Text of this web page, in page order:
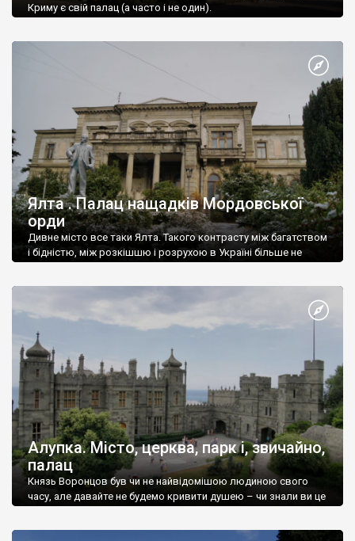
Криму є свій палац (а часто і не один).
Ялта . Палац нащадків Мордовської
орди
Дивне місто все таки Ялта. Такого контрасту між багатством
і бідністю, між розкішшю і розрухою в Україні більше не
Алупка. Місто, церква, парк і, звичайно,
палац
Князь Воронцов був чи не найвідомішою людиною свого
часу, але давайте не будемо кривити душею – чи знали ви це